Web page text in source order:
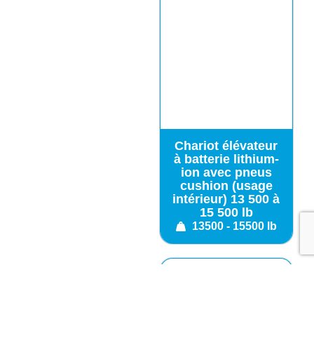
Chariot élévateur
à batterie lithium-
ion avec pneus
cushion (usage
intérieur) 13 500 à
15 500 lb
13500 - 15500 lb